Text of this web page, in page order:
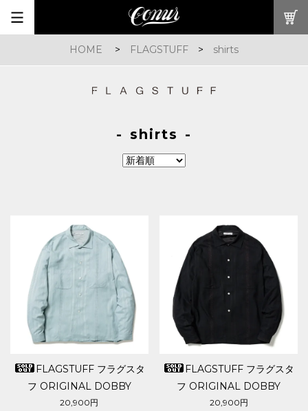
HOME > FLAGSTUFF > shirts
shirts
FLAGSTUFF フラグスタ
フ ORIGINAL DOBBY
STRIPE L/S SHIRTS
20,900円
FLAGSTUFF フラグスタ
フ ORIGINAL DOBBY
STRIPE L/S SHIRTS
20,900円